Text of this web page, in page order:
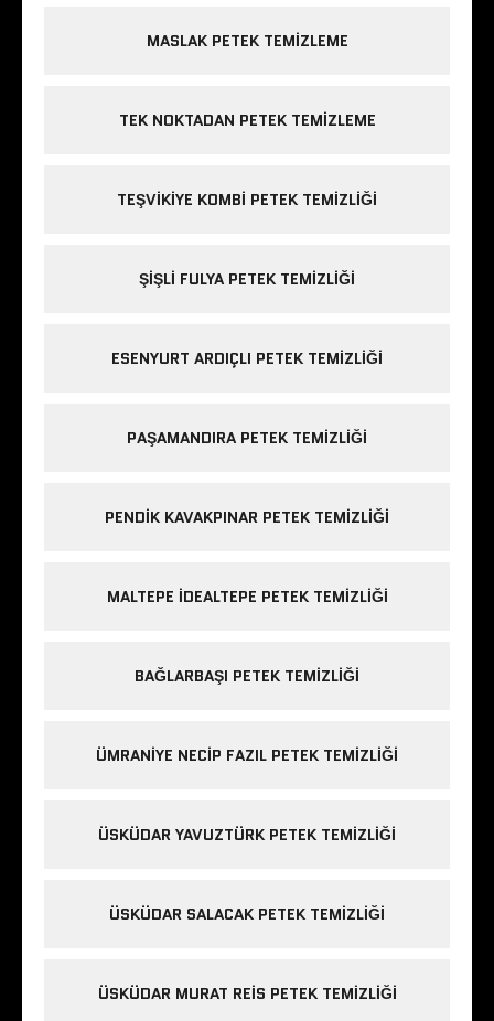
MASLAK PETEK TEMIZLEME
TEK NOKTADAN PETEK TEMIZLEME
TEŞVIKIYE KOMBI PETEK TEMIZLIĞI
ŞIŞLI FULYA PETEK TEMIZLIĞI
ESENYURT ARDIÇLI PETEK TEMIZLIĞI
PAŞAMANDIRA PETEK TEMIZLIĞI
PENDIK KAVAKPINAR PETEK TEMIZLIĞI
MALTEPE IDEALTEPE PETEK TEMIZLIĞI
BAĞLARBAŞI PETEK TEMIZLIĞI
ÜMRANIYE NECIP FAZIL PETEK TEMIZLIĞI
ÜSKÜDAR YAVUZTÜRK PETEK TEMIZLIĞI
ÜSKÜDAR SALACAK PETEK TEMIZLIĞI
ÜSKÜDAR MURAT REIS PETEK TEMIZLIĞI